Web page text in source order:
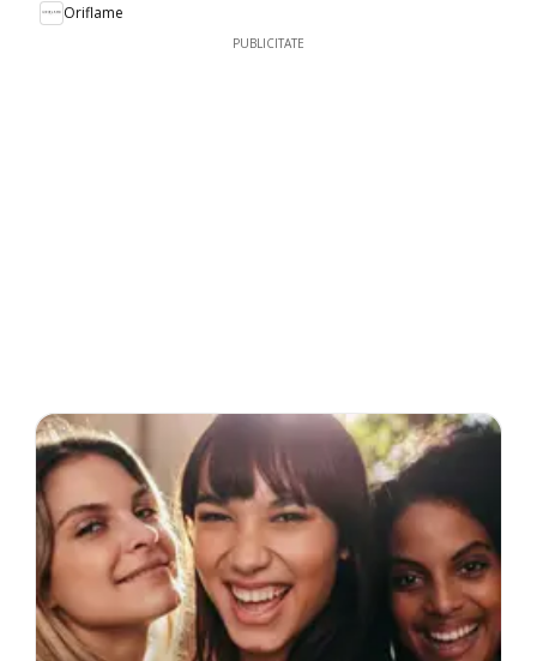
Oriflame
PUBLICITATE